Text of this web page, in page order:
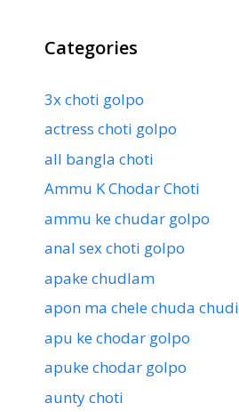
Categories
3x choti golpo
actress choti golpo
all bangla choti
Ammu K Chodar Choti
ammu ke chudar golpo
anal sex choti golpo
apake chudlam
apon ma chele chuda chudi
apu ke chodar golpo
apuke chodar golpo
aunty choti